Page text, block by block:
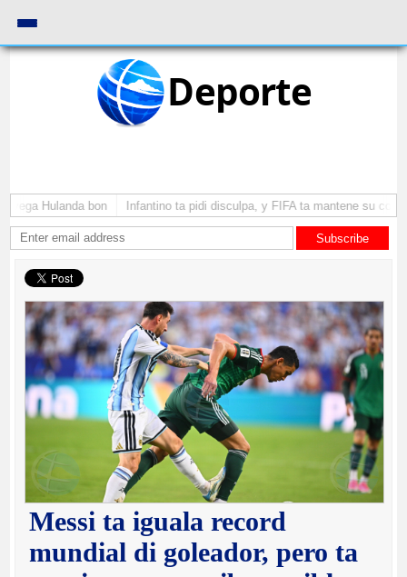
Deporte
Hulanda bon Infantino ta pidi disculpa, y FIFA ta mantene su como
Subscribe
Messi ta iguala record
mundial di goleador, pero ta